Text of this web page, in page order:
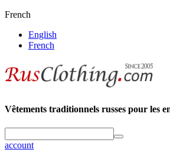
French
English
French
Vêtements traditionnels russes pour les
account